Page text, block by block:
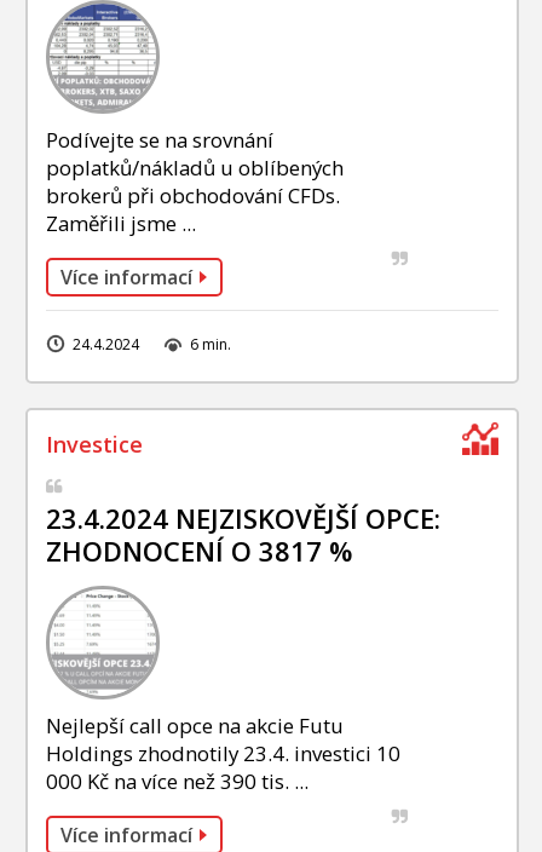
Podívejte se na srovnání
poplatků/nákladů u oblíbených
brokerů při obchodování CFDs.
Zaměřili jsme ...
Více informací
24.4.2024 6 min.
23.4.2024 NEJZISKOVĚJŠÍ OPCE:
ZHODNOCENÍ O 3817 %
Nejlepší call opce na akcie Futu
Holdings zhodnotily 23.4. investici 10
000 Kč na více než 390 tis. ...
Více informací